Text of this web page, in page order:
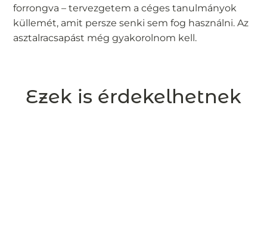
forrongva – tervezgetem a céges tanulmányok
küllemét, amit persze senki sem fog használni. Az
asztalracsapást még gyakorolnom kell.
Ezek is érdekelhetnek